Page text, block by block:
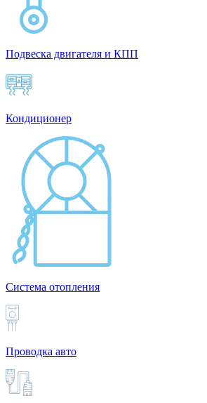
Подвеска двигателя и КПП
Кондиционер
Система отопления
Проводка авто